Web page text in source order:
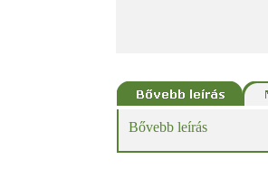
Bővebb leírás